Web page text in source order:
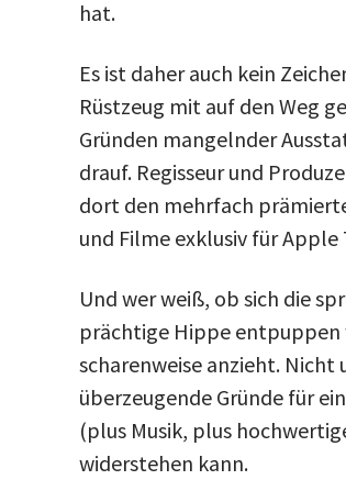
hat.
Es ist daher auch kein
Rüstzeug mit auf den Weg
Gründen mangelnder
drauf. Regisseur und
dort den mehrfach
und Filme exklusiv für Apple
Und wer weiß, ob sich die
prächtige Hippe entpuppen
scharenweise anzieht. Nicht
überzeugende Gründe für
(plus Musik, plus
widerstehen kann.